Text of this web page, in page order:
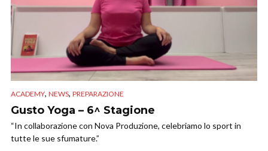
ACADEMY, NEWS, PREPARAZIONE
Gusto Yoga – 6^ Stagione
“In collaborazione con Nova Produzione, celebriamo lo sport in
tutte le sue sfumature.”